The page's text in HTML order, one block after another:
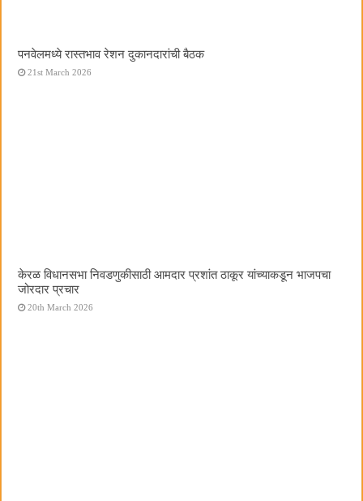
पनवेलमध्ये रास्तभाव रेशन दुकानदारांची बैठक
21st March 2026
केरळ विधानसभा निवडणुकीसाठी आमदार प्रशांत ठाकूर यांच्याकडून भाजपचा
जोरदार प्रचार
20th March 2026